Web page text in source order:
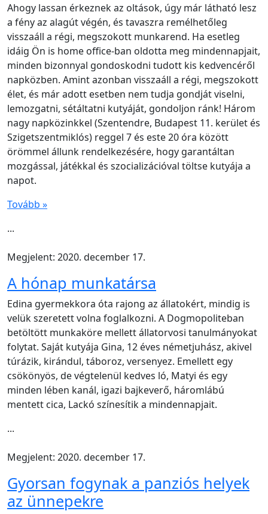
Ahogy lassan érkeznek az oltások, úgy már látható lesz
a fény az alagút végén, és tavaszra remélhetőleg
visszaáll a régi, megszokott munkarend. Ha esetleg
idáig Ön is home office-ban oldotta meg mindennapjait,
minden bizonnyal gondoskodni tudott kis kedvencéről
napközben. Amint azonban visszaáll a régi, megszokott
élet, és már adott esetben nem tudja gondját viselni,
lemozgatni, sétáltatni kutyáját, gondoljon ránk! Három
nagy napközinkkel (Szentendre, Budapest 11. kerület és
Szigetszentmiklós) reggel 7 és este 20 óra között
örömmel állunk rendelkezésére, hogy garantáltan
mozgással, játékkal és szocializációval töltse kutyája a
napot.
Tovább »
...
Megjelent: 2020. december 17.
A hónap munkatársa
Edina gyermekkora óta rajong az állatokért, mindig is
velük szeretett volna foglalkozni. A Dogmopoliteban
betöltött munkaköre mellett állatorvosi tanulmányokat
folytat. Saját kutyája Gina, 12 éves németjuhász, akivel
túrázik, kirándul, táboroz, versenyez. Emellett egy
csökönyös, de végtelenül kedves ló, Matyi és egy
minden lében kanál, igazi bajkeverő, háromlábú
mentett cica, Lackó színesítik a mindennapjait.
...
Megjelent: 2020. december 17.
Gyorsan fogynak a panziós helyek
az ünnepekre